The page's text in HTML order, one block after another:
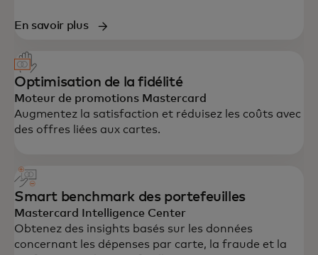
En savoir plus
Optimisation de la fidélité
Moteur de promotions Mastercard
Augmentez la satisfaction et réduisez les coûts avec
des offres liées aux cartes.
Smart benchmark des portefeuilles
Mastercard Intelligence Center
Obtenez des insights basés sur les données
concernant les dépenses par carte, la fraude et la